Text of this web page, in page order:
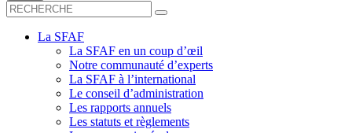
La SFAF
La SFAF en un coup d’œil
Notre communauté d’experts
La SFAF à l’international
Le conseil d’administration
Les rapports annuels
Les statuts et règlements